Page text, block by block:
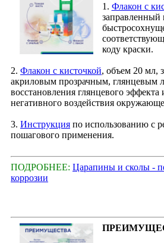
1. Флакон с
заправленный
коду краски.
2. Флакон с кисточкой, объем 20 мл,
акриловым прозрачным, глянцевым
восстановления глянцевого
негативного воздействия
3. Инструкция по использованию с
пошагового применения.
ПОДРОБНЕЕ: Царапины и сколы -
коррозии